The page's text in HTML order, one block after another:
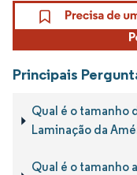
Principais
Qual é o tamanho
Laminação da
Qual é o tamanho